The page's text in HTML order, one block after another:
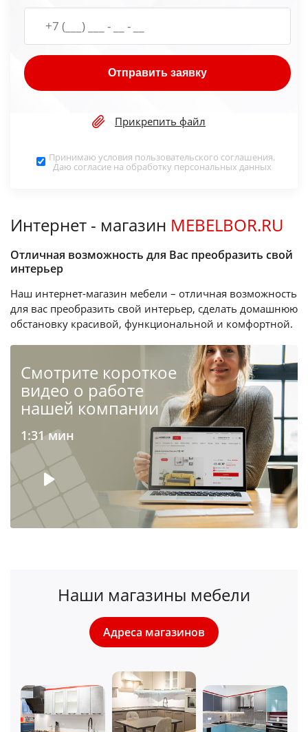
Отправить заявку
Прикрепить файл
Принимаю условия пользовательского соглашения.
Даю согласие на обработку персональных данных
Интернет - магазин MEBELBOR.RU
Отличная возможность для Вас преобразить свой
интерьер
Наш интернет-магазин мебели – отличная возможность
для вас преобразить свой интерьер, сделать домашнюю
обстановку красивой, функциональной и комфортной.
Cмотрите короткое
видео о работе
нашей компании
1:31 мин
Наши магазины мебели
Адреса магазинов